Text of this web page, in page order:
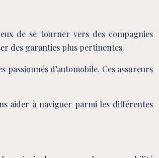
de se tourner vers des compagnies
des garanties plus pertinentes.
d’automobile. Ces assureurs
aider à naviguer parmi les différentes